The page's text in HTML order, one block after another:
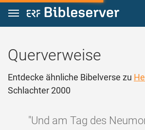
Zum Inhalt springen
Querverweise
Entdecke ähnliche Bibelverse zu
Schlachter 2000
"Und am Tag des